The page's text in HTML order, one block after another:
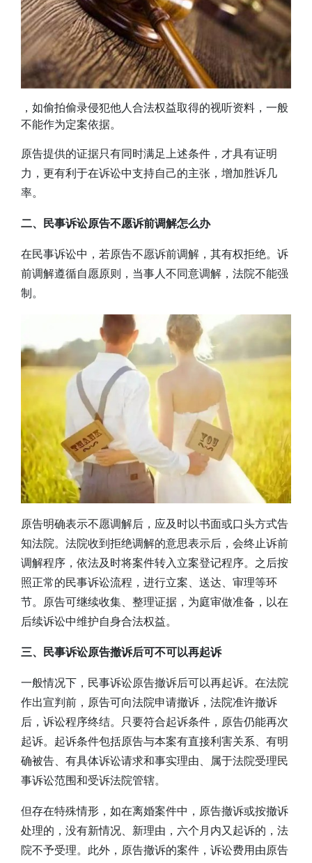
，如偷拍偷录侵犯他人合法权益取得的视听资料，一般
不能作为定案依据。
原告提供的证据只有同时满足上述条件，才具有证明
力，更有利于在诉讼中支持自己的主张，增加胜诉几
率。
二、民事诉讼原告不愿诉前调解怎么办
在民事诉讼中，若原告不愿诉前调解，其有权拒绝。诉
前调解遵循自愿原则，当事人不同意调解，法院不能强
制。
原告明确表示不愿调解后，应及时以书面或口头方式告
知法院。法院收到拒绝调解的意思表示后，会终止诉前
调解程序，依法及时将案件转入立案登记程序。之后按
照正常的民事诉讼流程，进行立案、送达、审理等环
节。原告可继续收集、整理证据，为庭审做准备，以在
后续诉讼中维护自身合法权益。
三、民事诉讼原告撤诉后可不可以再起诉
一般情况下，民事诉讼原告撤诉后可以再起诉。在法院
作出宣判前，原告可向法院申请撤诉，法院准许撤诉
后，诉讼程序终结。只要符合起诉条件，原告仍能再次
起诉。起诉条件包括原告与本案有直接利害关系、有明
确被告、有具体诉讼请求和事实理由、属于法院受理民
事诉讼范围和受诉法院管辖。
但存在特殊情形，如在离婚案件中，原告撤诉或按撤诉
处理的，没有新情况、新理由，六个月内又起诉的，法
院不予受理。此外，原告撤诉的案件，诉讼费用由原告